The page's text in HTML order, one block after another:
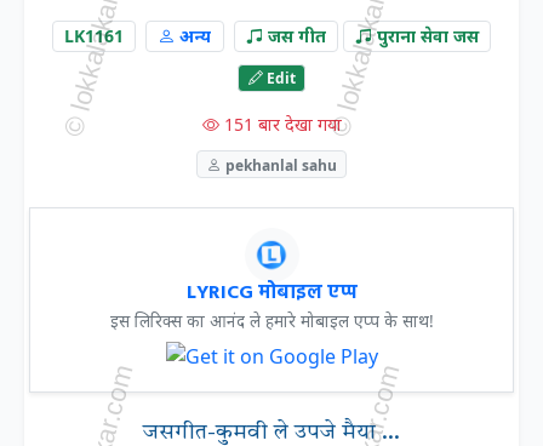
LK1161 अन्य जस गीत पुराना सेवा जस
Edit
151 बार देखा गया
pekhanlal sahu
LYRICG मोबाइल एप्प
इस लिरिक्स का आनंद ले हमारे मोबाइल एप्प के साथ!
जसगीत-कुमवी ले उपजे मैया ...